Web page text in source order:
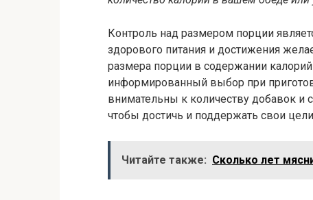
Контроль над размером порции
здорового питания и достижения
размера порции в содержании
информированный выбор при
внимательны к количеству добавок и
чтобы достичь и поддержать свои
Читайте также: Сколько лет